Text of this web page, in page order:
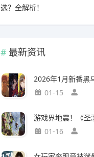
选？全解析！
最新资讯
01-15
01-16